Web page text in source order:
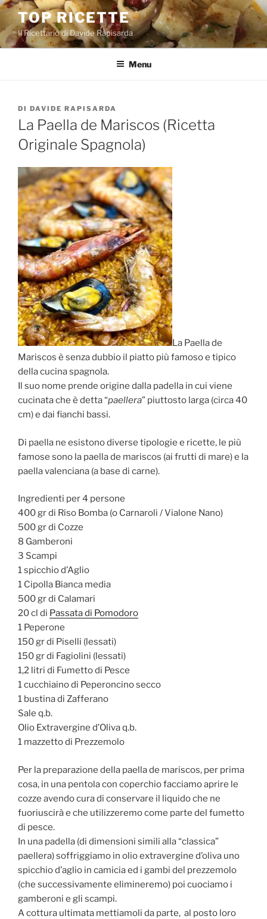
Salta
contenuto
TOP RICETTE
Il Ricettario di Davide Rapisarda
Menu
PUBBLICATO
IL
DI DAVIDE RAPISARDA
La Paella de Mariscos (Ricetta
Originale Spagnola)
La Paella de
Mariscos è senza dubbio il piatto più famoso e tipico
della cucina spagnola.
Il suo nome prende origine dalla padella in cui viene
cucinata che è detta “paellera” piuttosto larga (circa 40
cm) e dai fianchi bassi.
Di paella ne esistono diverse tipologie e ricette, le più
famose sono la paella de mariscos (ai frutti di mare) e la
paella valenciana (a base di carne).
Ingredienti per 4 persone
400 gr di Riso Bomba (o Carnaroli / Vialone Nano)
500 gr di Cozze
8 Gamberoni
3 Scampi
1 spicchio d’Aglio
1 Cipolla Bianca media
500 gr di Calamari
20 cl di Passata di Pomodoro
1 Peperone
150 gr di Piselli (lessati)
150 gr di Fagiolini (lessati)
1,2 litri di Fumetto di Pesce
1 cucchiaino di Peperoncino secco
1 bustina di Zafferano
Sale q.b.
Olio Extravergine d’Oliva q.b.
1 mazzetto di Prezzemolo
Per la preparazione della paella de mariscos, per prima
cosa, in una pentola con coperchio facciamo aprire le
cozze avendo cura di conservare il liquido che ne
fuoriuscirà e che utilizzeremo come parte del fumetto
di pesce.
In una padella (di dimensioni simili alla “classica”
paellera) soffriggiamo in olio extravergine d’oliva uno
spicchio d’aglio in camicia ed i gambi del prezzemolo
(che successivamente elimineremo) poi cuociamo i
gamberoni e gli scampi.
A cottura ultimata mettiamoli da parte, al posto loro